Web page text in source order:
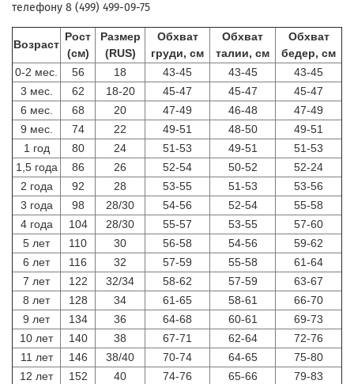
телефону 8 (499) 499-09-75
Возраст
Рост
(см)
Размер
(RUS)
Обхват
груди, см
Обхват
талии, см
Обхват
бедер, см
0-2 мес.
56 18 43-45 43-45
43-45
3 мес.
62 18-20 45-47 45-47
45-47
6 мес.
68 20 47-49 46-48
47-49
9 мес.
74 22 49-51 48-50
49-51
1 год
80 24 51-53 49-51
51-53
1,5 года
86 26 52-54 50-52
52-24
2 года
92 28 53-55 51-53
53-56
3 года
98 28/30 54-56 52-54
55-58
4 года
104 28/30 55-57 53-55
57-60
5 лет
110 30 56-58 54-56
59-62
6 лет
116 32 57-59 55-58
61-64
7 лет
122 32/34 58-62 57-59
63-67
8 лет
128 34 61-65 58-61
66-70
9 лет
134 36 64-68 60-61
69-73
10 лет
140 38 67-71 62-64
72-76
11 лет
146 38/40 70-74 64-65
75-80
12 лет
152 40 74-76 65-66
79-83